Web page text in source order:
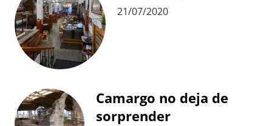
21/07/2020
Camargo no deja de
sorprender